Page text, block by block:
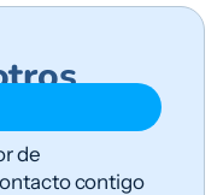
de
contigo